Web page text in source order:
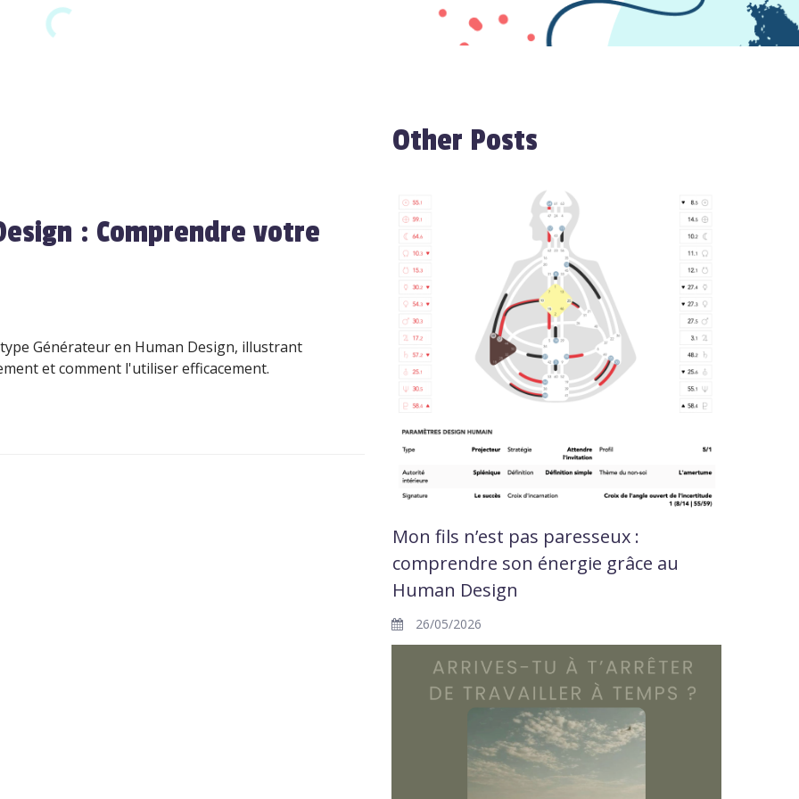
: Comprendre votre
Générateur en Human Design, illustrant
et comment l'utiliser efficacement.
Other Posts
Mon fils n’est pas paresseux :
comprendre son énergie grâce au
Human Design
26/05/2026